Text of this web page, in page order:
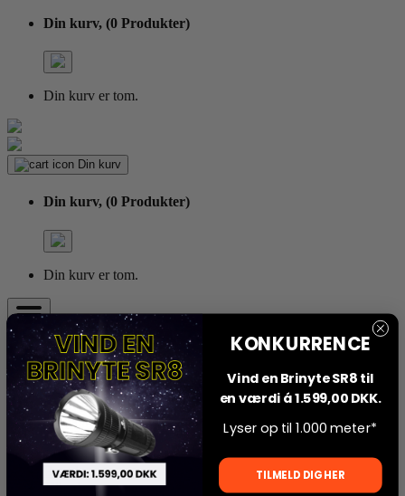
Din kurv, (0 Produkter)
Din kurv er tom.
Din kurv
Din kurv, (0 Produkter)
Din kurv er tom.
Alt Beklædning
Optik
Jagtudstyr
Hund
Vildtkamera
Lygter
Termisk optik
Brands
Tilbud
KONKURRENCE
Vind en Brinyte SR8 til
en værdi á 1.599,00 DKK.
Lyser op til 1.000 meter*
TILMELD DIG HER